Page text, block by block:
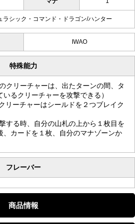
ラシック・コマンド・ドラゴン/ハンター
IWAO
特殊能力
クリーチャーは、出たターンの間、タ
るクリーチャーを攻撃できる）
リーチャーはシールドを２つブレイク
する時、自分の山札の上から１枚目を
、カードを１枚、自分のマナゾーンか
フレーバー
商品情報